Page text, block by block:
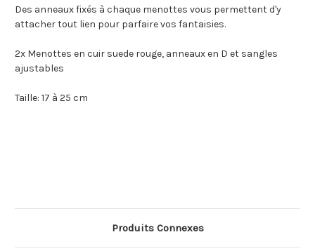
Des anneaux fixés à chaque menottes vous permettent d'y
attacher tout lien pour parfaire vos fantaisies.
2x Menottes en cuir suede rouge, anneaux en D et sangles
ajustables
Taille: 17 à 25 cm
Produits Connexes